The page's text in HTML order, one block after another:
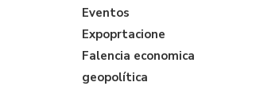
Eventos
Expoprtacione
Falencia economica
geopolítica